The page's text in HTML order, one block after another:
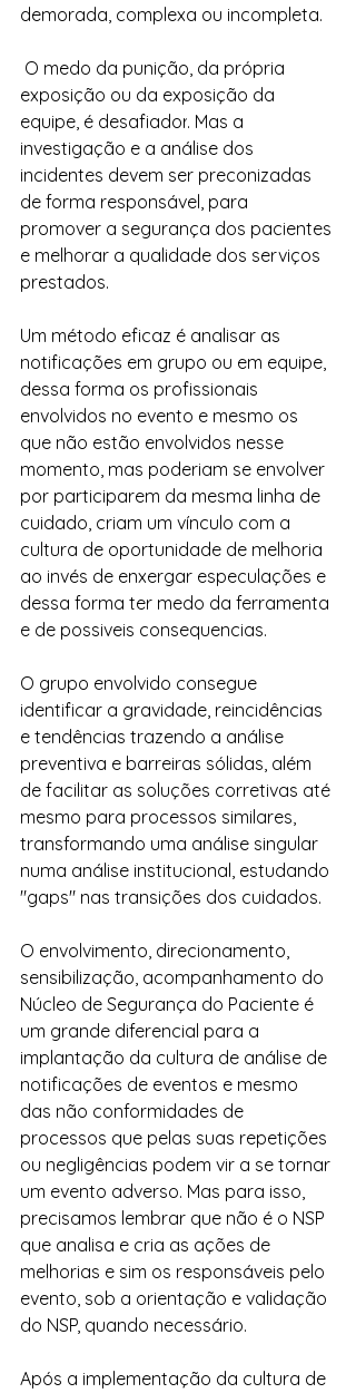
demorada, complexa ou incompleta.
exposição ou da exposição da
equipe, é desafiador. Mas a
investigação e a análise dos
incidentes devem ser preconizadas
de forma responsável, para
promover a segurança dos pacientes
e melhorar a qualidade dos serviços
prestados.
Um método eficaz é analisar as
notificações em grupo ou em equipe,
dessa forma os profissionais
envolvidos no evento e mesmo os
que não estão envolvidos nesse
momento, mas poderiam se envolver
por participarem da mesma linha de
cuidado, criam um vínculo com a
cultura de oportunidade de melhoria
ao invés de enxergar especulações e
dessa forma ter medo da ferramenta
e de possiveis consequencias.
O grupo envolvido consegue
identificar a gravidade, reincidências
e tendências trazendo a análise
preventiva e barreiras sólidas, além
de facilitar as soluções corretivas até
mesmo para processos similares,
transformando uma análise singular
numa análise institucional, estudando
"gaps" nas transições dos cuidados.
O envolvimento, direcionamento,
sensibilização, acompanhamento do
Núcleo de Segurança do Paciente é
um grande diferencial para a
implantação da cultura de análise de
notificações de eventos e mesmo
das não conformidades de
processos que pelas suas repetições
ou negligências podem vir a se tornar
um evento adverso. Mas para isso,
precisamos lembrar que não é o NSP
que analisa e cria as ações de
melhorias e sim os responsáveis pelo
evento, sob a orientação e validação
do NSP, quando necessário.
Após a implementação da cultura de